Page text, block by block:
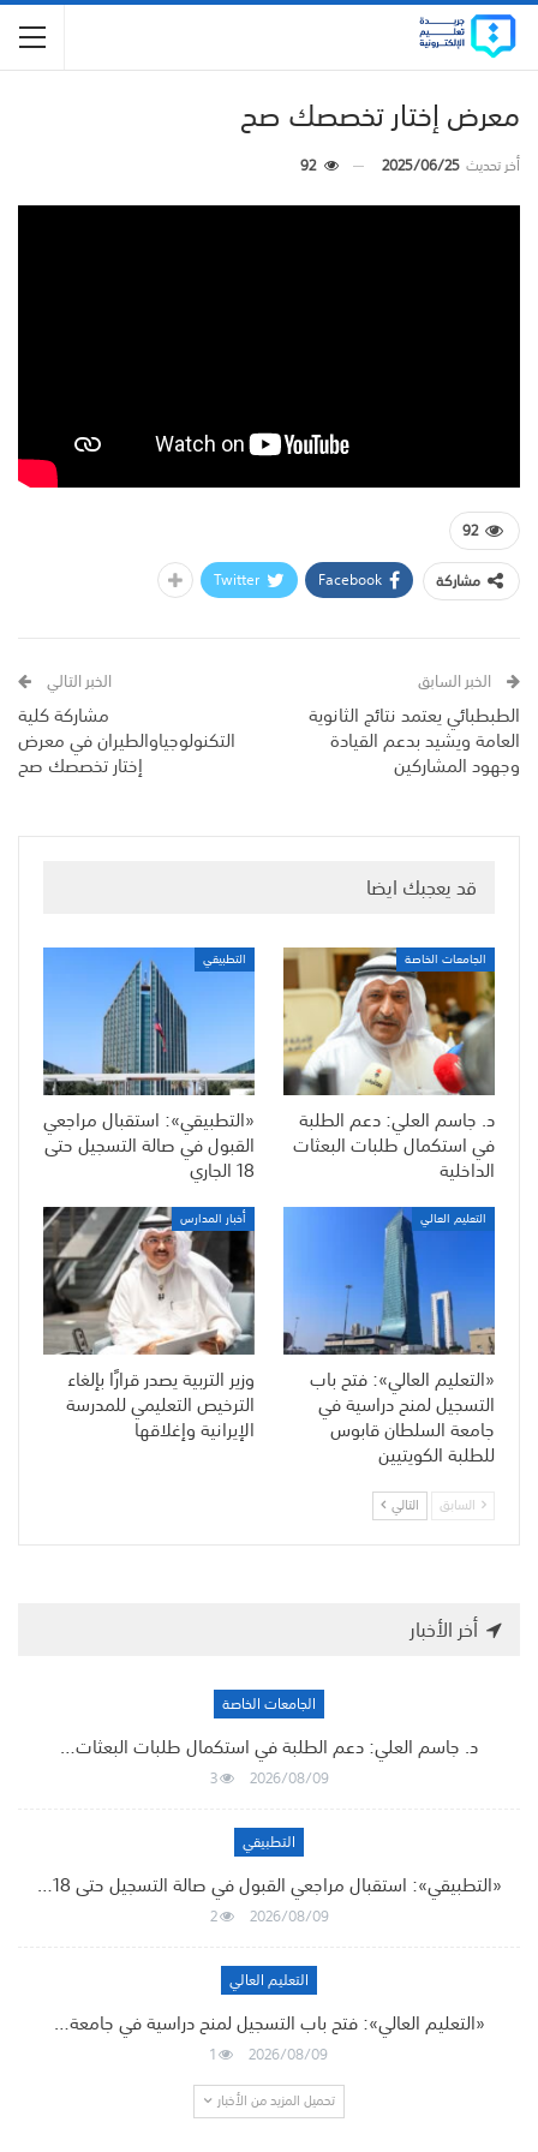
معرض إختار تخصصك صح
أخر تحديث2025/06/25
92
92
مشاركة
Facebook
Twitter
الخبر السابق
الطبطبائي يعتمد نتائج الثانوية
العامة ويشيد بدعم القيادة
وجهود المشاركين
الخبر التالي
مشاركة كلية
التكنولوجياوالطيران في معرض
إختار تخصصك صح
قد يعجبك ايضا
الجامعات الخاصة
د. جاسم العلي: دعم الطلبة
في استكمال طلبات البعثات
الداخلية
التطبيقي
«التطبيقي»: استقبال مراجعي
القبول في صالة التسجيل حتى
18 الجاري
التعليم العالي
«التعليم العالي»: فتح باب
التسجيل لمنح دراسية في
جامعة السلطان قابوس
للطلبة الكويتيين
أخبار المدارس
وزير التربية يصدر قرارًا بإلغاء
الترخيص التعليمي للمدرسة
الإيرانية وإغلاقها
السابق التالي
أخر الأخبار
الجامعات الخاصة
د. جاسم العلي: دعم الطلبة في استكمال طلبات البعثات…
2026/08/09
3
التطبيقي
«التطبيقي»: استقبال مراجعي القبول في صالة التسجيل حتى 18…
2026/08/09
2
التعليم العالي
«التعليم العالي»: فتح باب التسجيل لمنح دراسية في جامعة…
2026/08/09
1
تحميل المزيد من الأخبار